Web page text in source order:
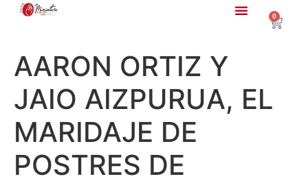
0
AARON ORTIZ Y
JAIO AIZPURUA, EL
MARIDAJE DE
POSTRES DE